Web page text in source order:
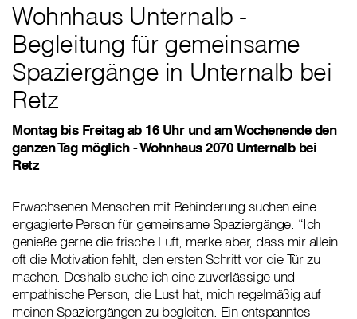
Wohnhaus Unternalb -
Begleitung für gemeinsame
Spaziergänge in Unternalb bei
Retz
Montag bis Freitag ab 16 Uhr und am Wochenende den
ganzen Tag möglich - Wohnhaus 2070 Unternalb bei
Retz
Erwachsenen Menschen mit Behinderung suchen eine
engagierte Person für gemeinsame Spaziergänge. “Ich
genieße gerne die frische Luft, merke aber, dass mir allein
oft die Motivation fehlt, den ersten Schritt vor die Tür zu
machen. Deshalb suche ich eine zuverlässige und
empathische Person, die Lust hat, mich regelmäßig auf
meinen Spaziergängen zu begleiten. Ein entspanntes